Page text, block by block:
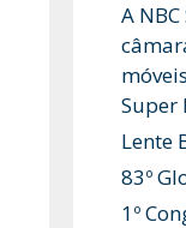
A
Super
Lente
83º
1º